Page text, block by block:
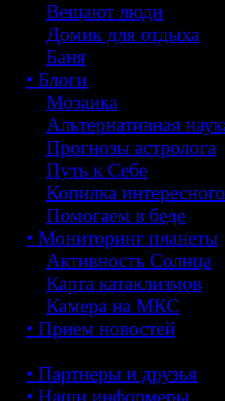
Вещают люди
Домик для отдыха
Баня
• Блоги
Мозаика
Альтернативная
Прогнозы астролога
Путь к Себе
Копилка интересного
Помогаем в беде
• Мониторинг планеты
Активность Солнца
Карта катаклизмов
Камера на МКС
• Прием новостей
• Партнеры и друзья
• Наши информеры